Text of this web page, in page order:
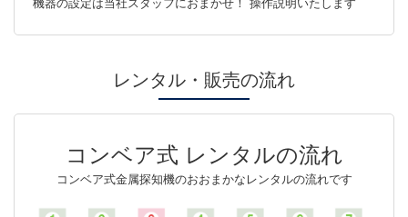
レンタル・販売の流れ
コンベア式 レンタルの流れ
コンベア式金属探知機のおおまかなレンタルの流れです